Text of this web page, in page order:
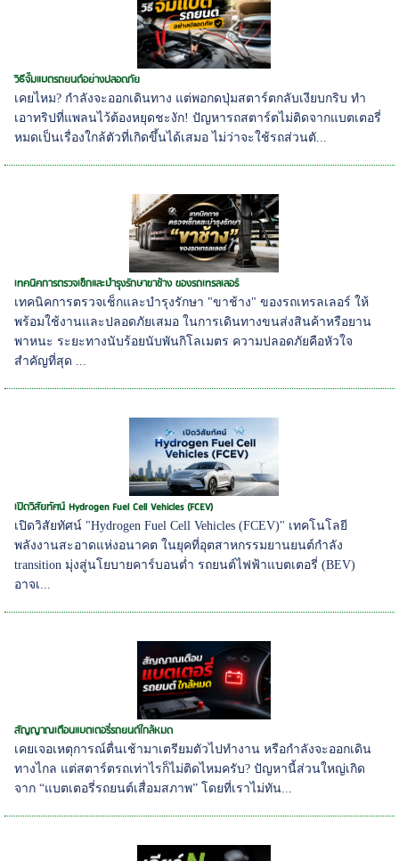
วิธีจั๊มแบตรถยนต์อย่างปลอดภัย
เคยไหม? กำลังจะออกเดินทาง แต่พอกดปุ่มสตาร์ตกลับเงียบกริบ ทำ
เอาทริปที่แพลนไว้ต้องหยุดชะงัก! ปัญหารถสตาร์ตไม่ติดจากแบตเตอรี่
หมดเป็นเรื่องใกล้ตัวที่เกิดขึ้นได้เสมอ ไม่ว่าจะใช้รถส่วนตั...
เทคนิคการตรวจเช็กและบำรุงรักษาขาช้าง ของรถเทรลเลอร์
เทคนิคการตรวจเช็กและบำรุงรักษา "ขาช้าง" ของรถเทรลเลอร์ ให้
พร้อมใช้งานและปลอดภัยเสมอ ในการเดินทางขนส่งสินค้าหรือยาน
พาหนะ ระยะทางนับร้อยนับพันกิโลเมตร ความปลอดภัยคือหัวใจ
สำคัญที่สุด ...
เปิดวิสัยทัศน์ Hydrogen Fuel Cell Vehicles (FCEV)
เปิดวิสัยทัศน์ "Hydrogen Fuel Cell Vehicles (FCEV)" เทคโนโลยี
พลังงานสะอาดแห่งอนาคต ในยุคที่อุตสาหกรรมยานยนต์กำลัง
transition มุ่งสู่นโยบายคาร์บอนต่ำ รถยนต์ไฟฟ้าแบตเตอรี่ (BEV)
อาจเ...
สัญญาณเตือนแบตเตอรี่รถยนต์ใกล้หมด
เคยเจอเหตุการณ์ตื่นเช้ามาเตรียมตัวไปทำงาน หรือกำลังจะออกเดิน
ทางไกล แต่สตาร์ตรถเท่าไรก็ไม่ติดไหมครับ? ปัญหานี้ส่วนใหญ่เกิด
จาก “แบตเตอรี่รถยนต์เสื่อมสภาพ” โดยที่เราไม่ทัน...